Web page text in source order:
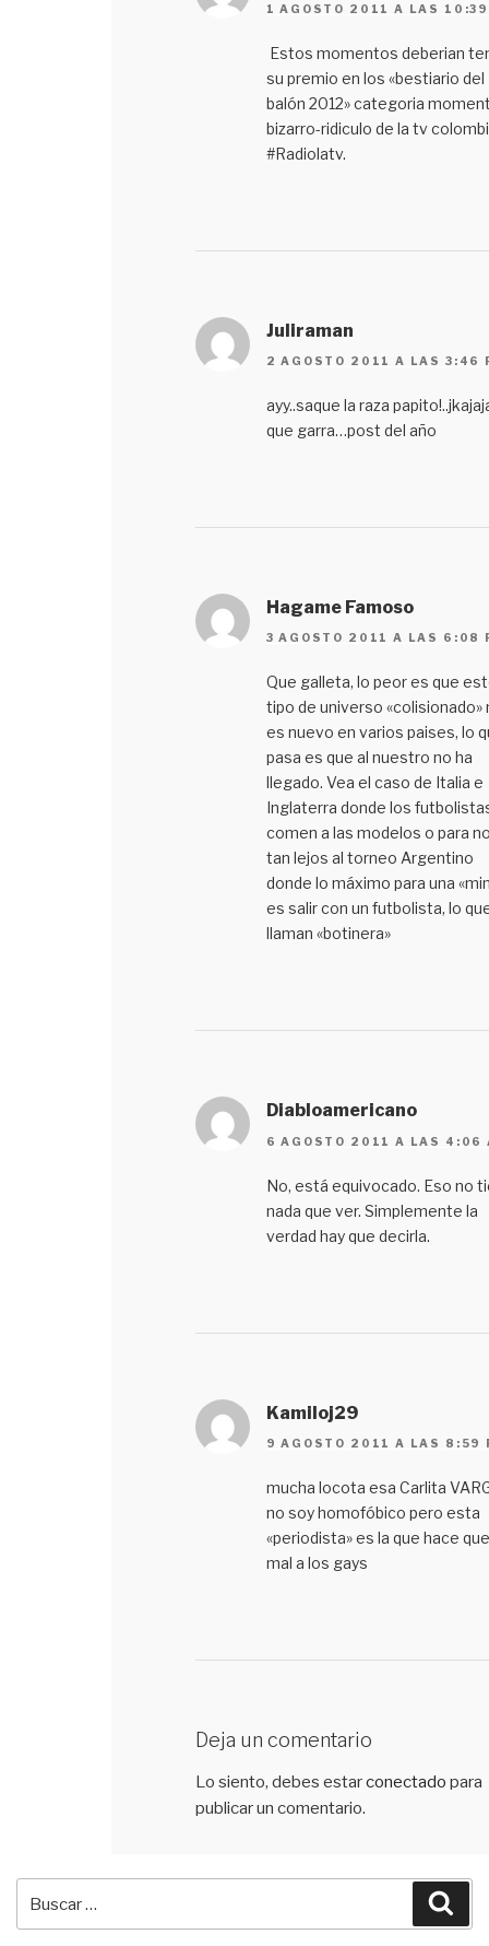
1 AGOSTO 2011 A LAS
Estos momentos deberian
su premio en los «bestiario del
balón 2012» categoria
bizarro-ridiculo de la tv
#Radiolatv.
Juliraman
2 AGOSTO 2011 A LAS 3:46
ayy..saque la raza
que garra…post del año
Hagame Famoso
3 AGOSTO 2011 A LAS 6:08
Que galleta, lo peor es que
tipo de universo «colisionado»
es nuevo en varios paises, lo
pasa es que al nuestro no ha
llegado. Vea el caso de Italia e
Inglaterra donde los
comen a las modelos o para
tan lejos al torneo Argentino
donde lo máximo para una
es salir con un futbolista, lo
llaman «botinera»
Diabloamericano
6 AGOSTO 2011 A LAS 4:06
No, está equivocado. Eso no
nada que ver. Simplemente la
verdad hay que decirla.
Kamiloj29
9 AGOSTO 2011 A LAS 8:59
mucha locota esa Carlita
no soy homofóbico pero esta
«periodista» es la que hace
mal a los gays
Deja un comentario
Lo siento, debes estarconectado para
publicar un comentario.